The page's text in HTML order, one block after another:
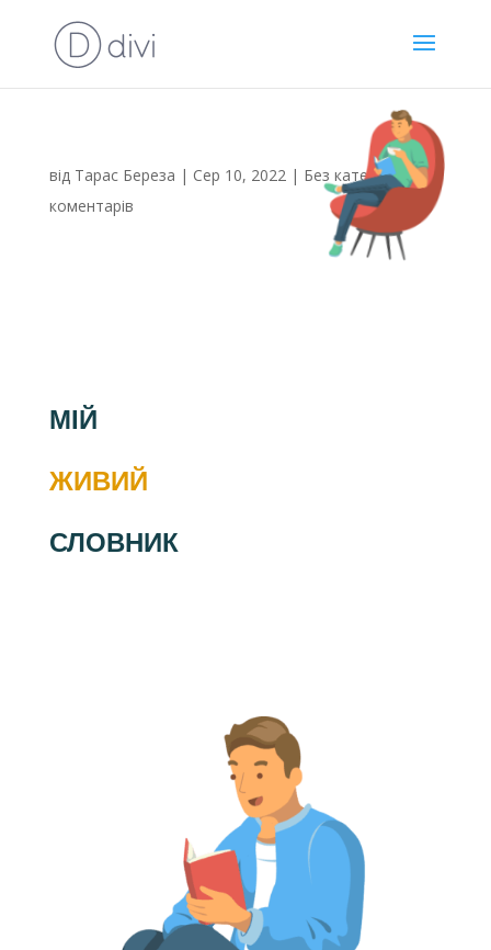
від Тарас Береза | Сер 10, 2022| Без категорії |0
коментарів
МІЙ
ЖИВИЙ
СЛОВНИК